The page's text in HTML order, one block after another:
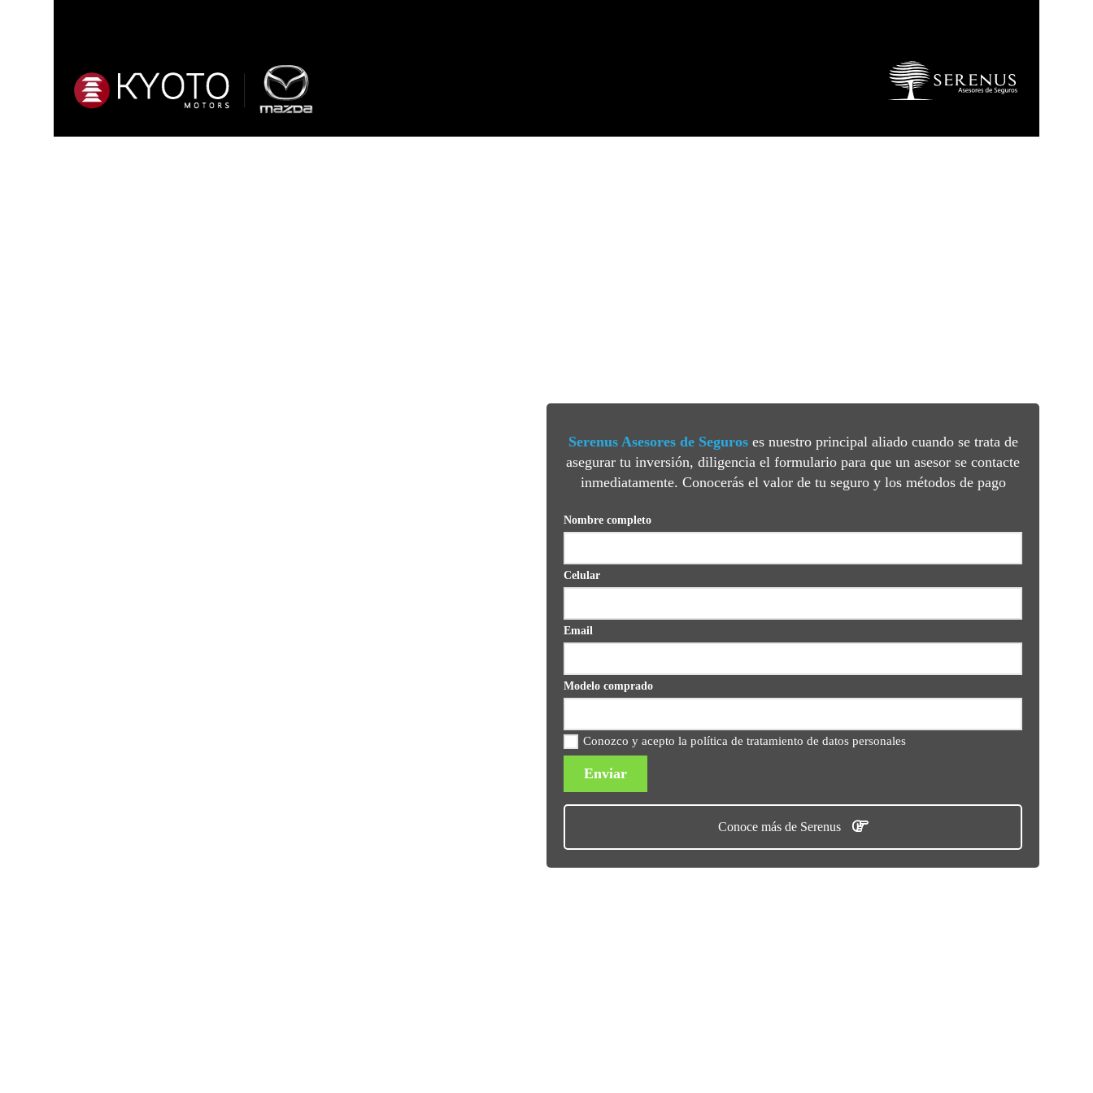
Serenus Asesores de Seguros es nuestro principal aliado cuando se trata de
asegurar tu inversión, diligencia el formulario para que un asesor se contacte
inmediatamente. Conocerás el valor de tu seguro y los métodos de pago
Nombre completo
Celular
Email
Modelo comprado
Conozco y acepto la política de tratamiento de datos personales
Enviar
Conoce más de Serenus